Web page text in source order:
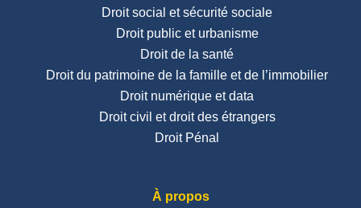
Droit social et sécurité sociale
Droit public et urbanisme
Droit de la santé
Droit du patrimoine de la famille et de l’immobilier
Droit numérique et data
Droit civil et droit des étrangers
Droit Pénal
À propos